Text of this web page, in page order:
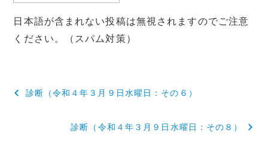
日本語が含まれない投稿は無視されますのでご注意
ください。（スパム対策）
投
診断（令和４年３月９日水曜日：その６）
診断（令和４年３月９日水曜日：その８）